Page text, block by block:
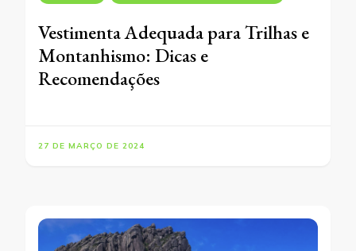
Vestimenta Adequada para Trilhas e
Montanhismo: Dicas e
Recomendações
27 DE MARÇO DE 2024